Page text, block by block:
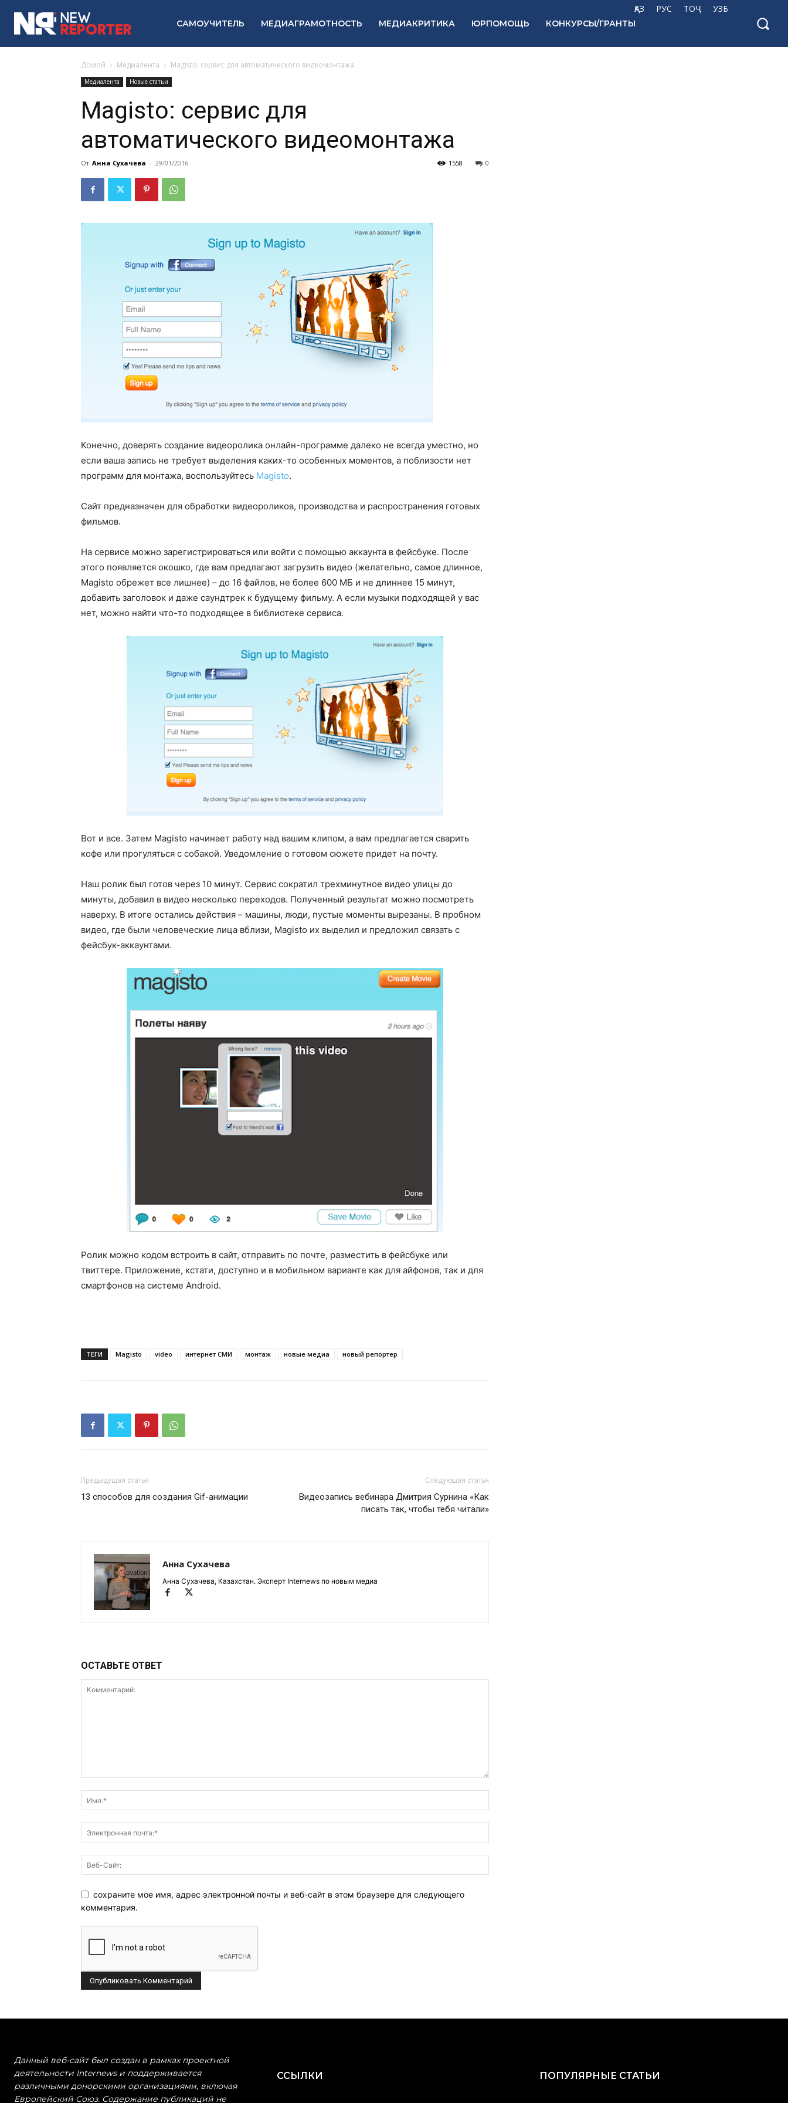
ҚАЗ РУС ТОҶ УЗБ
САМОУЧИТЕЛЬ МЕДИАГРАМОТНОСТЬ МЕДИАКРИТИКА ЮРПОМОЩЬ КОНКУРСЫ/ГРАНТЫ
Домой Медиалента Magisto: сервис для автоматического видеомонтажа
Медиалента Новые статьи
Magisto: сервис для
автоматического видеомонтажа
От Анна Сухачева - 29/01/2016 0
1558
Конечно, доверять создание видеоролика онлайн-программе далеко не всегда уместно, но
если ваша запись не требует выделения каких-то особенных моментов, а поблизости нет
программ для монтажа, воспользуйтесь Magisto.
Сайт предназначен для обработки видеороликов, производства и распространения готовых
фильмов.
На сервисе можно зарегистрироваться или войти с помощью аккаунта в фейсбуке. После
этого появляется окошко, где вам предлагают загрузить видео (желательно, самое длинное,
Magisto обрежет все лишнее) – до 16 файлов, не более 600 МБ и не длиннее 15 минут,
добавить заголовок и даже саундтрек к будущему фильму. А если музыки подходящей у вас
нет, можно найти что-то подходящее в библиотеке сервиса.
Вот и все. Затем Magisto начинает работу над вашим клипом, а вам предлагается сварить
кофе или прогуляться с собакой. Уведомление о готовом сюжете придет на почту.
Наш ролик был готов через 10 минут. Сервис сократил трехминутное видео улицы до
минуты, добавил в видео несколько переходов. Полученный результат можно посмотреть
наверху. В итоге остались действия – машины, люди, пустые моменты вырезаны. В пробном
видео, где были человеческие лица вблизи, Magisto их выделил и предложил связать с
фейсбук-аккаунтами.
Ролик можно кодом встроить в сайт, отправить по почте, разместить в фейсбуке или
твиттере. Приложение, кстати, доступно и в мобильном варианте как для айфонов, так и для
смартфонов на системе Android.
ТЕГИ Magisto video интернет СМИ монтаж новые медиа новый репортер
Предыдущая статья
13 способов для создания Gif-анимации
Следующая статья
Видеозапись вебинара Дмитрия Сурнина «Как
писать так, чтобы тебя читали»
Анна Сухачева
Анна Сухачева, Казахстан. Эксперт Internews по новым медиа
ОСТАВЬТЕ ОТВЕТ
сохраните мое имя, адрес электронной почты и веб-сайт в этом браузере для следующего
комментария.
Данный веб-сайт был создан в рамках проектной
деятельности Internews и поддерживается
различными донорскими организациями, включая
Европейский Союз. Содержание публикаций не
ССЫЛКИ ПОПУЛЯРНЫЕ СТАТЬИ